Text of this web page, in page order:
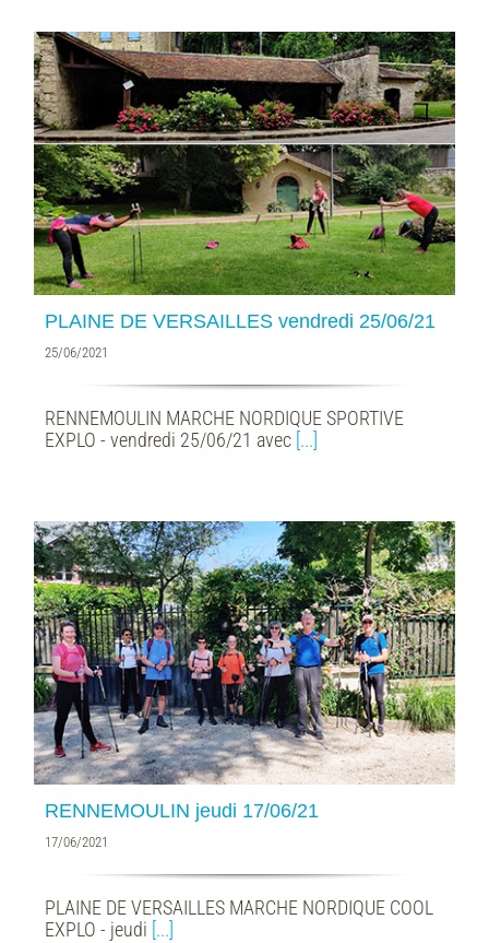
PLAINE DE VERSAILLES vendredi 25/06/21
25/06/2021
RENNEMOULIN MARCHE NORDIQUE SPORTIVE
EXPLO - vendredi 25/06/21 avec [...]
RENNEMOULIN jeudi 17/06/21
17/06/2021
PLAINE DE VERSAILLES MARCHE NORDIQUE COOL
EXPLO - jeudi [...]